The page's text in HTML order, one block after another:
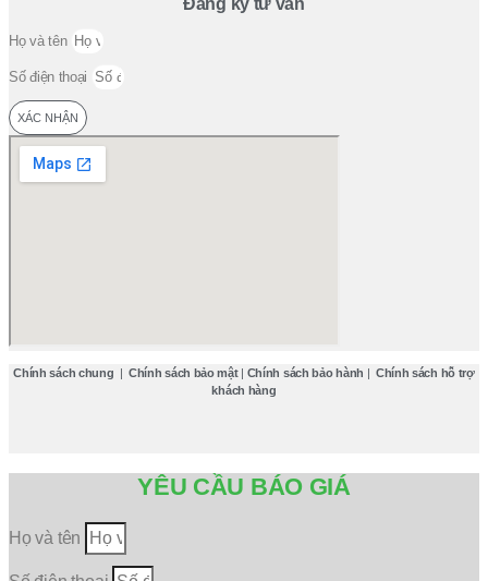
Đăng ký tư vấn
Họ và tên
Số điện thoại
XÁC NHẬN
Chính sách chung | Chính sách bảo mật| Chính sách bảo hành | Chính sách hỗ trợ
khách hàng
YÊU CẦU BÁO GIÁ
Họ và tên